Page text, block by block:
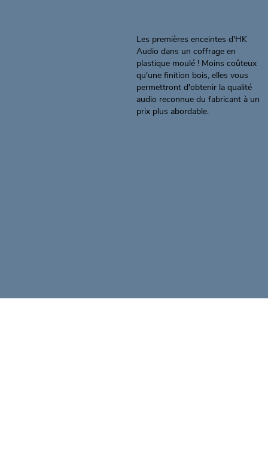
Les premières enceintes d'HK
Audio dans un coffrage en
plastique moulé ! Moins coûteux
qu'une finition bois, elles vous
permettront d'obtenir la qualité
audio reconnue du fabricant à un
prix plus abordable.